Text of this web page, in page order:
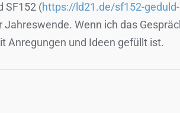
SF152 (https://ld21.de/sf152-
Jahreswende. Wenn ich das
Anregungen und Ideen gefüllt ist.